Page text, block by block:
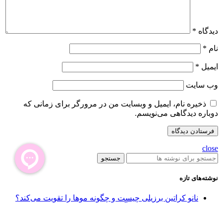
دیدگاه *
نام *
ایمیل *
وب‌ سایت
ذخیره نام، ایمیل و وبسایت من در مرورگر برای زمانی که
دوباره دیدگاهی می‌نویسم.
close
جستجو
نوشته‌های تازه
نانو کراتین برزیلی چیست و چگونه موها را تقویت می‌کند؟